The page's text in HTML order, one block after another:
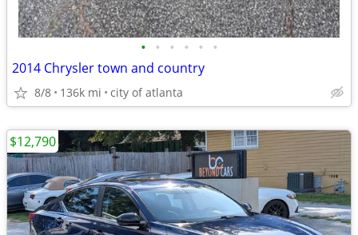
• • • • • •
2014 Chrysler town and country
8/8 136k mi city of atlanta
$12,790